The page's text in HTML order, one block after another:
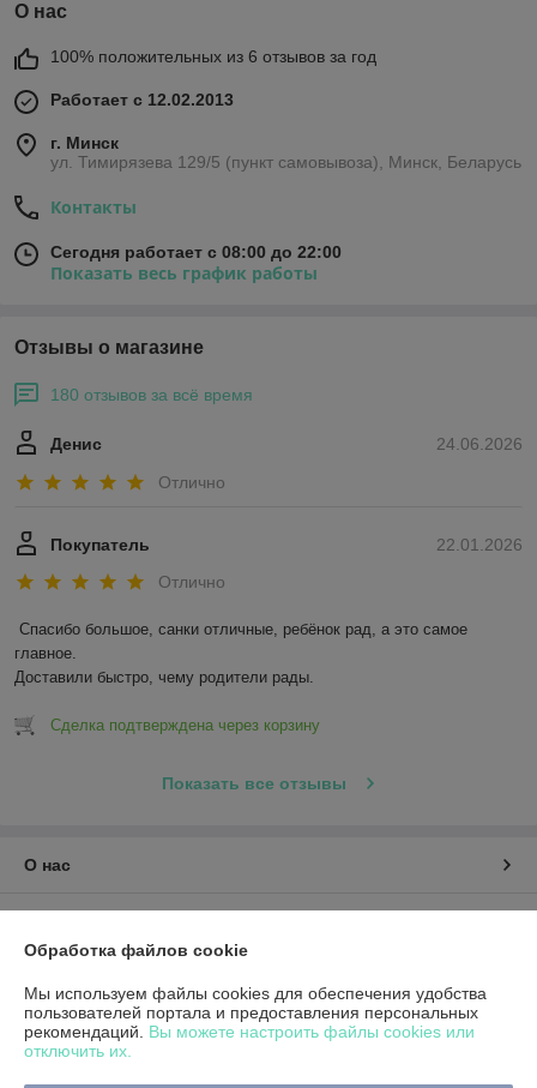
О нас
100% положительных из 6 отзывов за год
Работает с 12.02.2013
г. Минск
ул. Тимирязева 129/5 (пункт самовывоза), Минск, Беларусь
Контакты
Сегодня работает с 08:00 до 22:00
Показать весь график работы
Отзывы о магазине
180 отзывов за всё время
24.06.2026
Денис
Отлично
22.01.2026
Покупатель
Отлично
Спасибо большое, санки отличные, ребёнок рад, а это самое
главное.
Доставили быстро, чему родители рады.
Сделка подтверждена через корзину
Показать все отзывы
О нас
График работы
Обработка файлов cookie
Мы используем файлы cookies для обеспечения удобства
пользователей портала и предоставления персональных
рекомендаций. Вы можете настроить файлы cookies или
отключить их.